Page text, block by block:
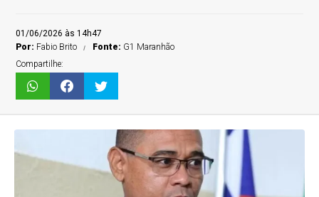
01/06/2026 às 14h47
Por: Fabio Brito Fonte: G1 Maranhão
Compartilhe: